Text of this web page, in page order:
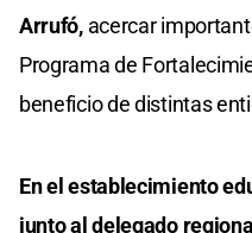
Arrufó,acercar
Programa de
beneficio de distintas
En el establecimiento
junto al delegado